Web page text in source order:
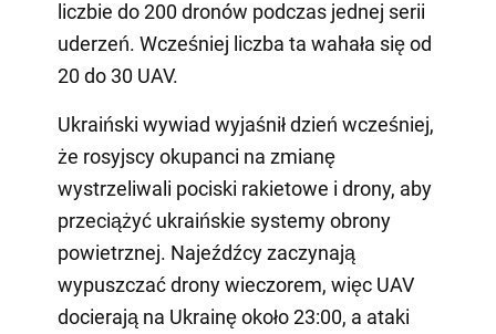
liczbie do 200 dronów podczas jednej serii
uderzeń. Wcześniej liczba ta wahała się od
20 do 30 UAV.
Ukraiński wywiad wyjaśnił dzień wcześniej,
że rosyjscy okupanci na zmianę
wystrzeliwali pociski rakietowe i drony, aby
przeciążyć ukraińskie systemy obrony
powietrznej. Najeźdźcy zaczynają
wypuszczać drony wieczorem, więc UAV
docierają na Ukrainę około 23:00, a ataki